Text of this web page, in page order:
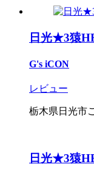
日光★3猿
G's iCON
レビュー
栃木県日光市
日光★3猿